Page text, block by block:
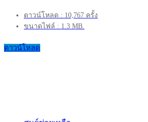
ดาวน์โหลด : 10,767 ครั้ง
ขนาดไฟล์ : 1.3 MB.
ดาวน์โหลด